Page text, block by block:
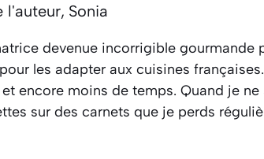
l'auteur, Sonia
devenue incorrigible
les adapter aux cuisines
encore moins de temps. Quand je
sur des carnets que je perds